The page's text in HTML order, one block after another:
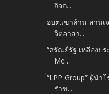
กิจก...
อบต.เขาล้าน สานเ
จิตอาสา...
“ศรัณย์รัฐ เหลืองป
Me...
“LPP Group” ผู้น
รำข...